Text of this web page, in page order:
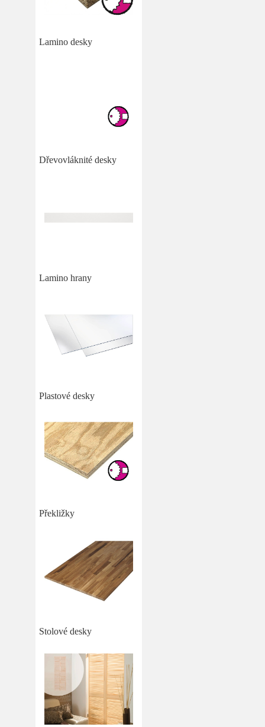
Lamino desky
Dřevovláknité desky
Lamino hrany
Plastové desky
Překližky
Stolové desky